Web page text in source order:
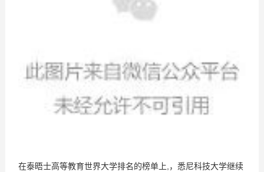
在泰晤士高等教育世界大学排名的榜单上,，悉尼科技大学继续